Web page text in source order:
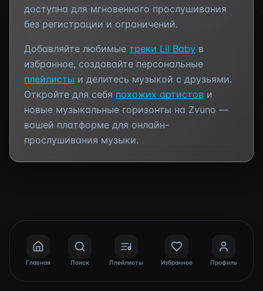
доступна для мгновенного прослушивания
без регистрации и ограничений.
Добавляйте любимые треки Lil Baby в
избранное, создавайте персональные
плейлисты и делитесь музыкой с друзьями.
Откройте для себя похожих артистов и
новые музыкальные горизонты на Zvuno —
вашей платформе для онлайн-
прослушивания музыки.
Главная Поиск Плейлисты Избранное Профиль